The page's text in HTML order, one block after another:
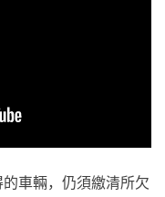
車輛，仍須繳清所欠